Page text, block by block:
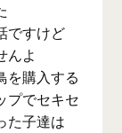
ですけど
んよ
を購入する
プでセキセ
た子達は